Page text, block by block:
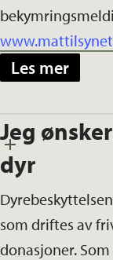
Les mer
Jeg
dyr
som driftes av
donasjoner.